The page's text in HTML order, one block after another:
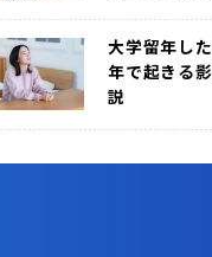
大学留年し
年で起きる
説